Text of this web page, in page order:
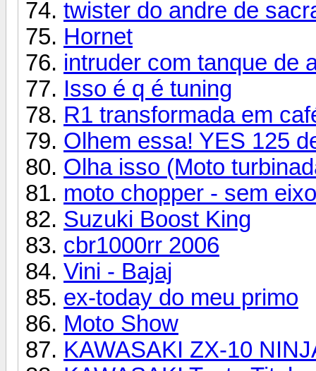
twister do andre de
Hornet
intruder com tanque de
Isso é q é tuning
R1 transformada em
Olhem essa! YES 125
Olha isso (Moto
moto chopper - sem
Suzuki Boost King
cbr1000rr 2006
Vini - Bajaj
ex-today do meu primo
Moto Show
KAWASAKI ZX-10